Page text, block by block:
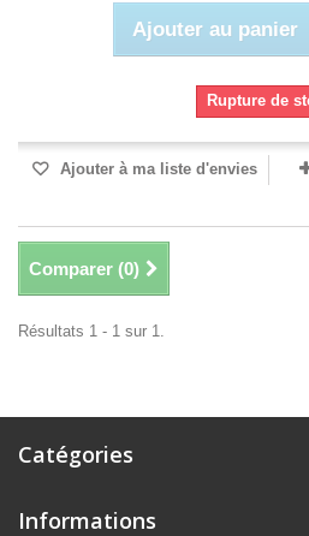
Ajouter au panier
Rupture de
Ajouter à ma liste d'envies
Comparer (0)
Résultats 1 - 1 sur 1.
Catégories
Informations